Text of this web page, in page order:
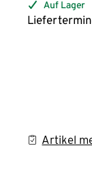
Auf Lager
Artikel